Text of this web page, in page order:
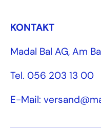
KONTAKT
Madal Bal AG, Am
Tel. 056 203 13 00
E-Mail: